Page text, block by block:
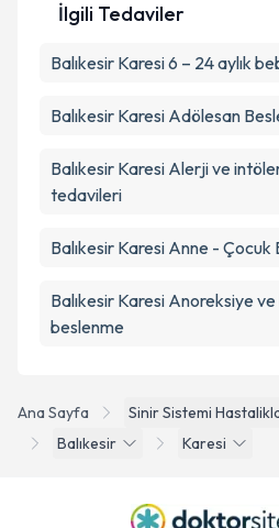
Ana Sayfa
Sinir Sistemi
Balıkesir
Karesi
İlgili Tedaviler
Balıkesir Karesi 6 – 24 aylık
Balıkesir Karesi Adölesan
Balıkesir Karesi Alerji ve
tedavileri
Balıkesir Karesi Anne - Çocuk
Balıkesir Karesi Anoreksiye
beslenme